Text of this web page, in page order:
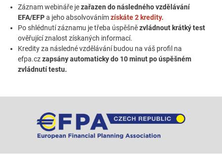
Záznam webináře jezařazen do následného vzdělávání
EFA/EFPa jeho absolvovánímzískáte 2 kredity.
Po shlédnutí záznamu je třeba úspěšnězvládnout krátký test
ověřující znalost získaných informací.
Kredity za následné vzdělávání budou na váš profil na
efpa.czzapsány automaticky do 10 minut po úspěšném
zvládnutí testu.